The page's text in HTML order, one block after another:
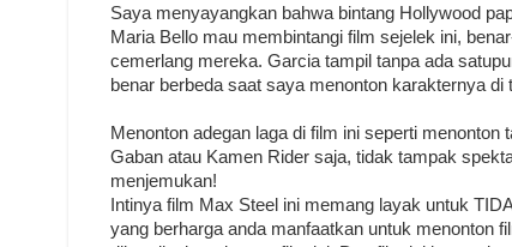
Saya menyayangkan bahwa bintang Hollywood
Maria Bello mau membintangi film sejelek ini,
cemerlang mereka. Garcia tampil tanpa ada
benar berbeda saat saya menonton karakternya di
Menonton adegan laga di film ini seperti menonton
Gaban atau Kamen Rider saja, tidak tampak
menjemukan!
Intinya film Max Steel ini memang layak untuk
yang berharga anda manfaatkan untuk menonton